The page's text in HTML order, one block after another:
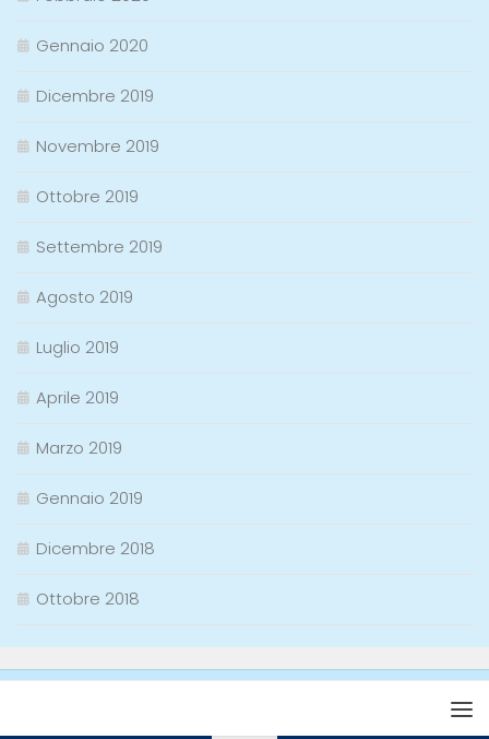
Gennaio 2020
Dicembre 2019
Novembre 2019
Ottobre 2019
Settembre 2019
Agosto 2019
Luglio 2019
Aprile 2019
Marzo 2019
Gennaio 2019
Dicembre 2018
Ottobre 2018